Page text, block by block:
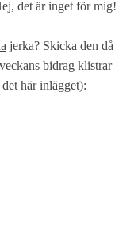
det är inget för mig!
jerka? Skicka den då
bidrag klistrar
här inlägget):